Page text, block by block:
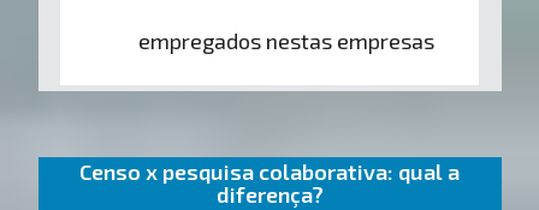
empregados nestas empresas
Censo x pesquisa colaborativa: qual a
diferença?